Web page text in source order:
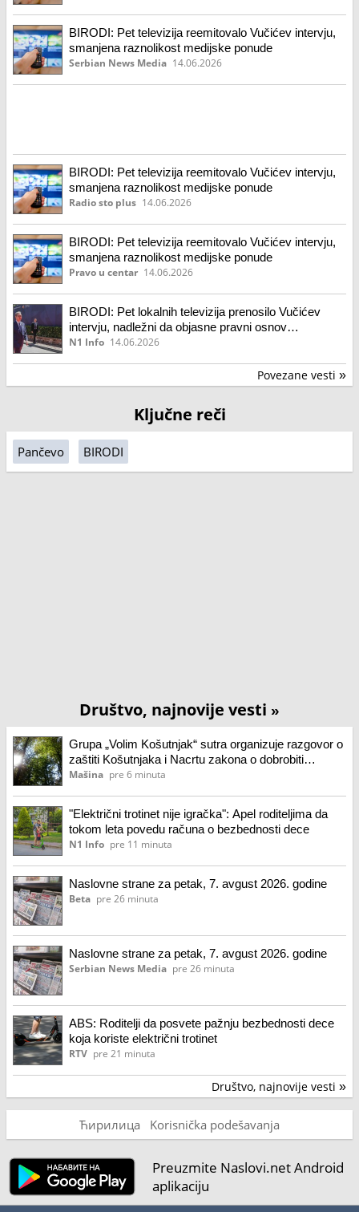
BIRODI: Pet televizija reemitovalo Vučićev intervju,
smanjena raznolikost medijske ponude
Serbian News Media 14.06.2026
BIRODI: Pet televizija reemitovalo Vučićev intervju,
smanjena raznolikost medijske ponude
Radio sto plus 14.06.2026
BIRODI: Pet televizija reemitovalo Vučićev intervju,
smanjena raznolikost medijske ponude
Pravo u centar 14.06.2026
BIRODI: Pet lokalnih televizija prenosilo Vučićev
intervju, nadležni da objasne pravni osnov
emitovanja
N1 Info 14.06.2026
Povezane vesti »
Ključne reči
Pančevo BIRODI
Društvo, najnovije vesti »
Grupa „Volim Košutnjak“ sutra organizuje razgovor o
zaštiti Košutnjaka i Nacrtu zakona o dobrobiti
životinja
Mašina pre 6 minuta
"Električni trotinet nije igračka": Apel roditeljima da
tokom leta povedu računa o bezbednosti dece
N1 Info pre 11 minuta
Naslovne strane za petak, 7. avgust 2026. godine
Beta pre 26 minuta
Naslovne strane za petak, 7. avgust 2026. godine
Serbian News Media pre 26 minuta
ABS: Roditelji da posvete pažnju bezbednosti dece
koja koriste električni trotinet
RTV pre 21 minuta
Društvo, najnovije vesti »
Ћирилица Korisnička podešavanja
Preuzmite Naslovi.net Android
aplikaciju